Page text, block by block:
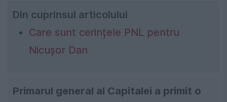
Din cuprinsul articolului
Care sunt cerințele PNL pentru
Nicușor Dan
Primarul general al Capitalei a primit o